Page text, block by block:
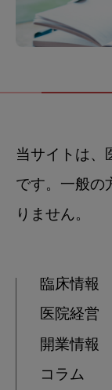
当サイトは、
です。一般の
りません。
臨床情報
医院経営
開業情報
コラム